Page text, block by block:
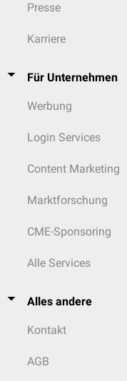
Presse
Karriere
Für Unternehmen
Werbung
Login Services
Content Marketing
Marktforschung
CME-Sponsoring
Alle Services
Alles andere
Kontakt
AGB